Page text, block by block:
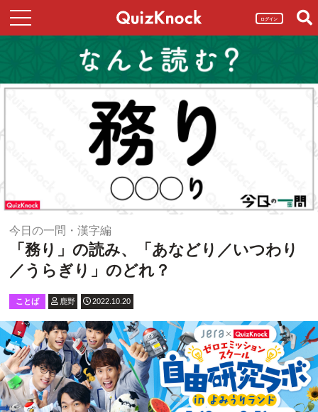
ログイン
今日の一問・漢字編
「務り」の読み、「あなどり／いつわり
／うらぎり」のどれ？
ことば 鹿野 2022.10.20